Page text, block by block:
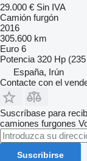
29.000 € Sin IVA
Camión furgón
2016
305.600 km
Euro 6
Potencia 320 Hp
España, Irún
Contacte con el
Suscríbase para
camiones furgones
Suscribirse